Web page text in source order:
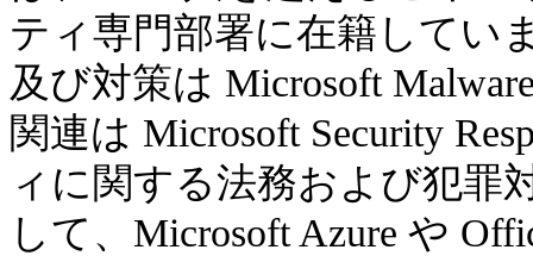
ティ専門部署に在籍してい
及び対策は Microsoft
関連は Microsoft Security
ィに関する法務および犯罪
して、Microsoft Azure や